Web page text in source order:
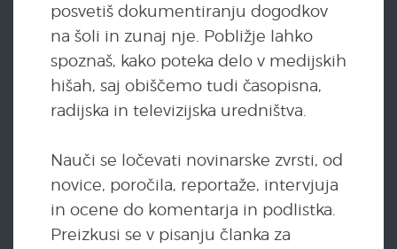
posvetiš dokumentiranju dogodkov
na šoli in zunaj nje. Pobližje lahko
spoznaš, kako poteka delo v medijskih
hišah, saj obiščemo tudi časopisna,
radijska in televizijska uredništva.
Nauči se ločevati novinarske zvrsti, od
novice, poročila, reportaže, intervjuja
in ocene do komentarja in podlistka.
Preizkusi se v pisanju članka za